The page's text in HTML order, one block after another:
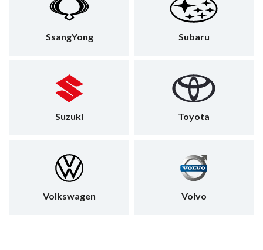
SsangYong Subaru
Suzuki Toyota
Volkswagen Volvo